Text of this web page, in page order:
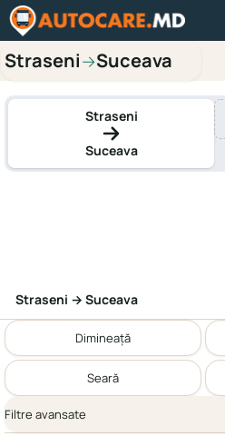
Straseni→Suceava
Straseni
Suceava
Straseni → Suceava
Dimineață
Seară
Filtre avansate